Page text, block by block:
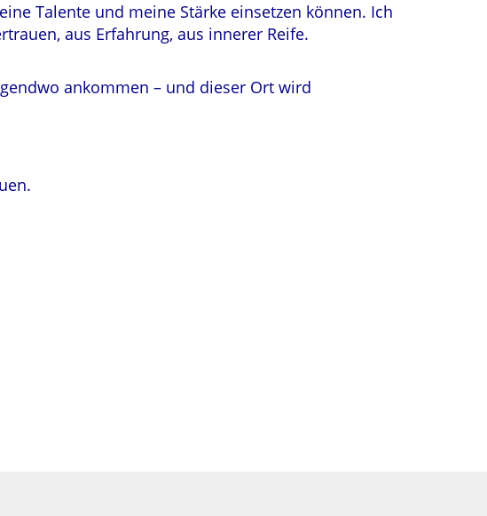
Talente und meine Stärke einsetzen können. Ich
aus Erfahrung, aus innerer Reife.
ankommen – und dieser Ort wird